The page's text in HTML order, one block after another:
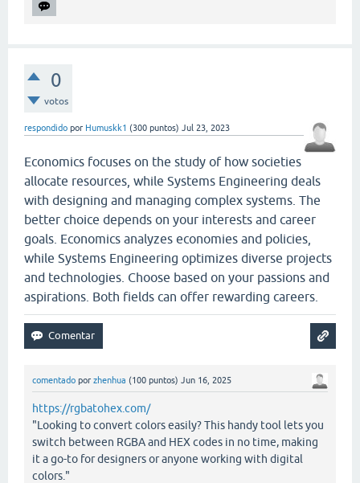
0
votos
respondido por Humuskk1 (300 puntos) Jul 23, 2023
Economics focuses on the study of how societies
allocate resources, while Systems Engineering deals
with designing and managing complex systems. The
better choice depends on your interests and career
goals. Economics analyzes economies and policies,
while Systems Engineering optimizes diverse projects
and technologies. Choose based on your passions and
aspirations. Both fields can offer rewarding careers.
comentado por zhenhua (100 puntos) Jun 16, 2025
https://rgbatohex.com/
"Looking to convert colors easily? This handy tool lets you
switch between RGBA and HEX codes in no time, making
it a go-to for designers or anyone working with digital
colors."